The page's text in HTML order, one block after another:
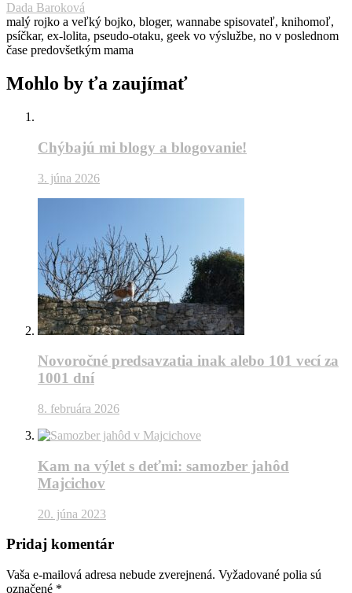
Dada Baroková
malý rojko a veľký bojko, bloger, wannabe spisovateľ, knihomoľ,
psíčkar, ex-lolita, pseudo-otaku, geek vo výslužbe, no v poslednom
čase predovšetkým mama
Mohlo by ťa zaujímať
Chýbajú mi blogy a blogovanie!
3. júna 2026
Novoročné predsavzatia inak alebo 101 vecí za
1001 dní
8. februára 2026
Kam na výlet s deťmi: samozber jahôd
Majcichov
20. júna 2023
Pridaj komentár
Vaša e-mailová adresa nebude zverejnená. Vyžadované polia sú
označené *